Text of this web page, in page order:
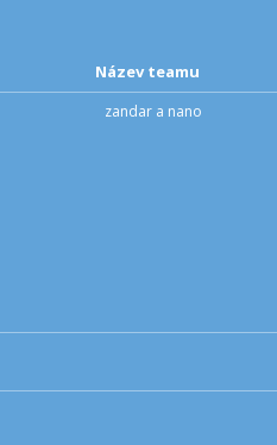
Název teamu
zandar a nano